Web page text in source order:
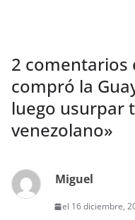
2 comentarios
compró la
luego usurpar
venezolano»
Miguel
el 16 diciembre,